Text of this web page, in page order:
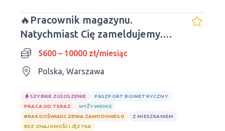
🔥Pracownik magazynu.
Natychmiast Cię zameldujemy.
Obiady wliczone w cenę.
5600 – 10000 zł/miesiąc
Polska, Warszawa
SZYBKIE ZGŁOSZENIE
PASZPORT BIOMETRYCZNY
PRACA OD TERAZ
WYŻYWIENIE
BRAK DOŚWIADCZENIA ZAWODOWEGO
Z MIESZKANIEM
BEZ ZNAJOMOŚCI JĘZYKA